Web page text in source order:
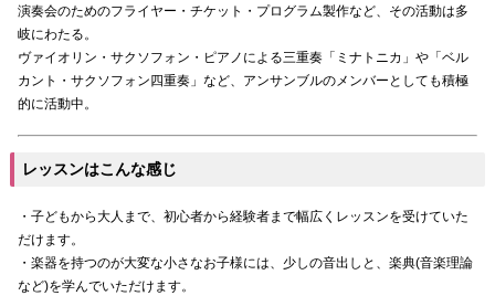
演奏会のためのフライヤー・チケット・プログラム製作など、その活動は多
岐にわたる。
ヴァイオリン・サクソフォン・ピアノによる三重奏「ミナトニカ」や「ベル
カント・サクソフォン四重奏」など、アンサンブルのメンバーとしても積極
的に活動中。
レッスンはこんな感じ
・子どもから大人まで、初心者から経験者まで幅広くレッスンを受けていた
だけます。
・楽器を持つのが大変な小さなお子様には、少しの音出しと、楽典(音楽理論
など)を学んでいただけます。